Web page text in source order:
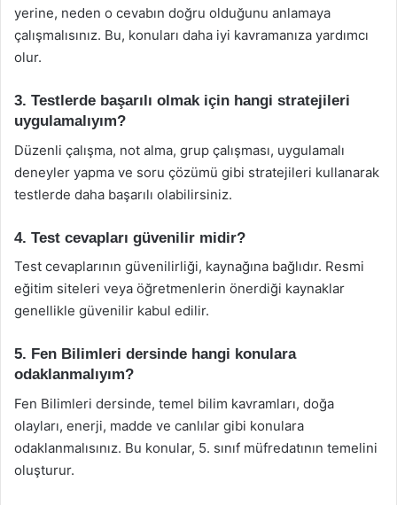
yerine, neden o cevabın doğru olduğunu anlamaya
çalışmalısınız. Bu, konuları daha iyi kavramanıza yardımcı
olur.
3. Testlerde başarılı olmak için hangi stratejileri
uygulamalıyım?
Düzenli çalışma, not alma, grup çalışması, uygulamalı
deneyler yapma ve soru çözümü gibi stratejileri kullanarak
testlerde daha başarılı olabilirsiniz.
4. Test cevapları güvenilir midir?
Test cevaplarının güvenilirliği, kaynağına bağlıdır. Resmi
eğitim siteleri veya öğretmenlerin önerdiği kaynaklar
genellikle güvenilir kabul edilir.
5. Fen Bilimleri dersinde hangi konulara
odaklanmalıyım?
Fen Bilimleri dersinde, temel bilim kavramları, doğa
olayları, enerji, madde ve canlılar gibi konulara
odaklanmalısınız. Bu konular, 5. sınıf müfredatının temelini
oluşturur.